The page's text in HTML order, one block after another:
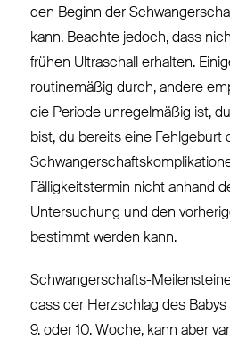
den Beginn der
kann. Beachte jedoch, dass
frühen Ultraschall erhalten.
routinemäßig durch, andere
die Periode unregelmäßig ist,
bist, du bereits eine Fehlgeburt
Fälligkeitstermin nicht anhand
Untersuchung und den
bestimmt werden kann.
Schwangerschafts-
dass der Herzschlag des
9. oder 10. Woche, kann aber